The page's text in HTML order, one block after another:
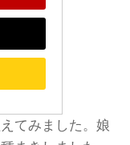
てみました。娘